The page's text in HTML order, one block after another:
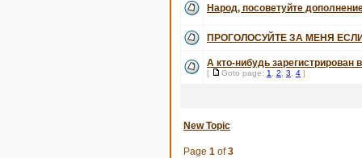
Народ, посоветуйте
ПРОГОЛОСУЙТЕ ЗА МЕНЯ
А кто-нибудь зарегистрирован
[ Goto page: 1 2 3 4 ]
New Topic
Page 1 of3